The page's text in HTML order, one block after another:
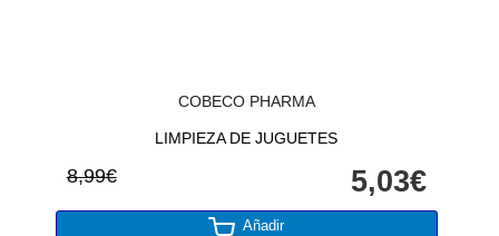
COBECO PHARMA
LIMPIEZA DE JUGUETES
8,99€ 5,03€
Añadir